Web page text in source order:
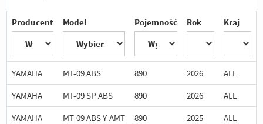
Producent Model Pojemność Rok Kraj
YAMAHA MT-09 ABS 890 2026
ALL
YAMAHA
MT-09 SP ABS 890 2026
ALL
YAMAHA
MT-09 ABS Y-AMT 890 2025
ALL